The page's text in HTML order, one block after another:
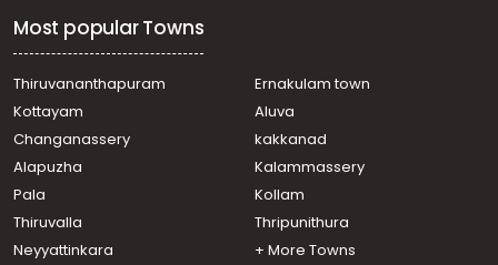
Parassala
Residential Land for Sale in Trivandrum, Parassala,
Parassala
Residential Land for Sale in Trivandrum, Parassala,
Residential Land for Sale in Trivandrum, Neyyattinkara,
Amaravila
Residential Land for Sale in Trivandrum, Parassala,
Parassala
Residential Land for Sale in Trivandrum, Parassala,
Most popular Towns
Thiruvananthapuram
Ernakulam town
Kottayam
Aluva
Changanassery
kakkanad
Alapuzha
Kalammassery
Pala
Kollam
Thiruvalla
Thripunithura
Neyyattinkara
+ More Towns